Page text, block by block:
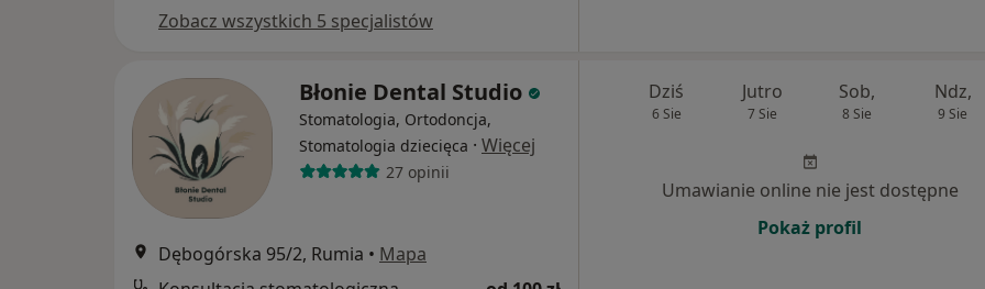
Zobacz wszystkich 5 specjalistów
Błonie Dental Studio
Stomatologia, Ortodoncja,
Stomatologia dziecięca · Więcej
27 opinii
Dębogórska 95/2, Rumia • Mapa
Dziś
6 Sie
Jutro
7 Sie
Sob,
8 Sie
Ndz,
9 Sie
Umawianie online nie jest dostępne
Pokaż profil